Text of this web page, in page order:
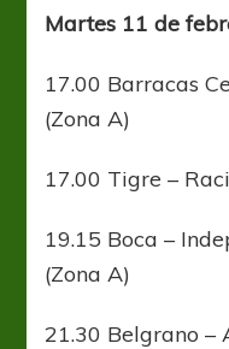
Martes 11 de
17.00 Barracas
(Zona A)
17.00 Tigre –
19.15 Boca –
(Zona A)
21.30 Belgrano –